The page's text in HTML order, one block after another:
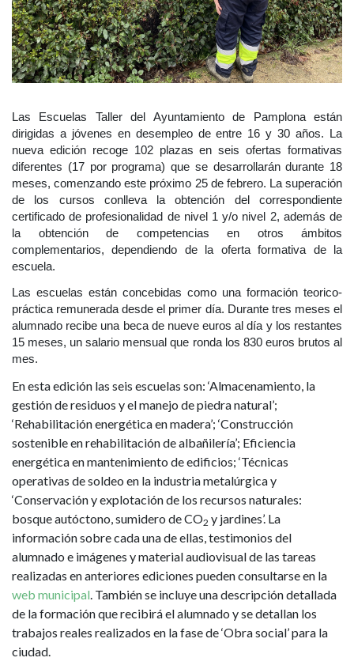
propuestas
para
102
jóvenes
en
desempleo
Las Escuelas Taller del Ayuntamiento de Pamplona están
dirigidas a jóvenes en desempleo de entre 16 y 30 años. La
nueva edición recoge 102 plazas en seis ofertas formativas
diferentes (17 por programa) que se desarrollarán durante 18
meses, comenzando este próximo 25 de febrero. La superación
de los cursos conlleva la obtención del correspondiente
certificado de profesionalidad de nivel 1 y/o nivel 2, además de
la obtención de competencias en otros ámbitos
complementarios, dependiendo de la oferta formativa de la
escuela.
Las escuelas están concebidas como una formación teorico-
práctica remunerada desde el primer día. Durante tres meses el
alumnado recibe una beca de nueve euros al día y los restantes
15 meses, un salario mensual que ronda los 830 euros brutos al
mes.
En esta edición las seis escuelas son: ‘Almacenamiento, la
gestión de residuos y el manejo de piedra natural’;
‘Rehabilitación energética en madera’; ‘Construcción
sostenible en rehabilitación de albañilería’; Eficiencia
energética en mantenimiento de edificios; ‘Técnicas
operativas de soldeo en la industria metalúrgica y
‘Conservación y explotación de los recursos naturales:
bosque autóctono, sumidero de CO2 y jardines’. La
información sobre cada una de ellas, testimonios del
alumnado e imágenes y material audiovisual de las tareas
realizadas en anteriores ediciones pueden consultarse en la
web municipal. También se incluye una descripción detallada
de la formación que recibirá el alumnado y se detallan los
trabajos reales realizados en la fase de ‘Obra social’ para la
ciudad.